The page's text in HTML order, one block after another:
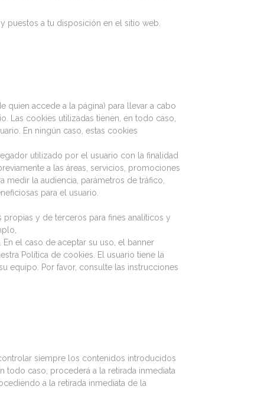
puestos a tu disposición en el sitio web.
quien accede a la página) para llevar a cabo
Las cookies utilizadas tienen, en todo caso,
En ningún caso, estas cookies
utilizado por el usuario con la finalidad
a las áreas, servicios, promociones
medir la audiencia, parámetros de tráfico,
para el usuario.
y de terceros para fines analíticos y
el caso de aceptar su uso, el banner
Política de cookies. El usuario tiene la
equipo. Por favor, consulte las instrucciones
siempre los contenidos introducidos
caso, procederá a la retirada inmediata
a la retirada inmediata de la